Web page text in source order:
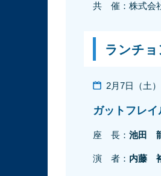
共 催：株式会
ランチ
2月7日（土
ガットフレ
座 長： 池田
演 者： 内藤